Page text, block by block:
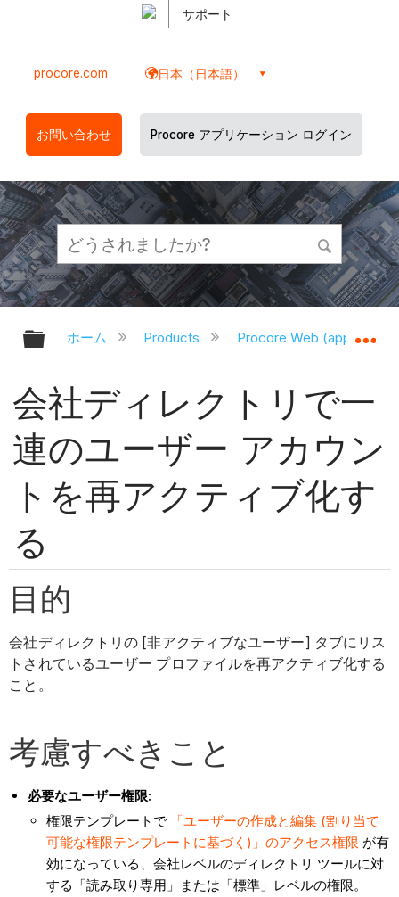
サポート
procore.com 日本（日本語）
お問い合わせ Procore アプリケーション ログイン
グローバル階層を展開/折りたたむ
ホーム Products Procore Web
会社ディレクトリで一
連のユーザー アカウン
トを再アクティブ化す
る
目的
会社ディレクトリの [非アクティブなユーザー] タブにリス
トされているユーザー プロファイルを再アクティブ化する
こと。
考慮すべきこと
必要なユーザー権限:
権限テンプレートで
「ユーザーの作成と編集 (割り当て
可能な権限テンプレートに基づく)」のアクセス権限 が有
効になっている、会社レベルのディレクトリ ツールに対
する「読み取り専用」または「標準」レベルの権限。